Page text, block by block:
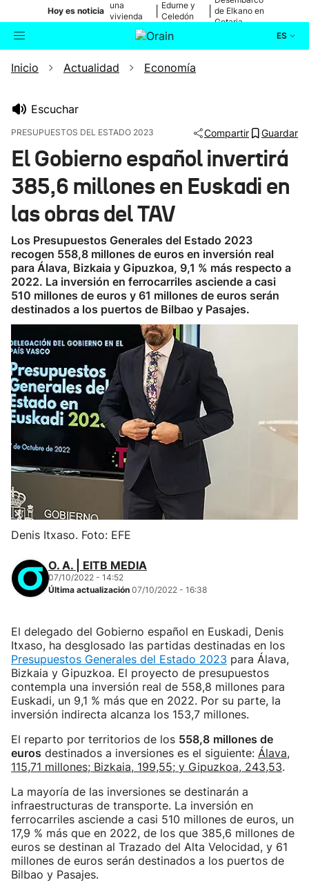
Hoy es noticia
una
vivienda
de Bilbao
Edurne y
Celedón
de Elkano en
Getaria
ES
Buscador Actualidad
Ikusmiran
Eguraldia
Inicio Actualidad Economía
Escuchar
PRESUPUESTOS DEL ESTADO 2023 Compartir Guardar
El Gobierno español invertirá
385,6 millones en Euskadi en
las obras del TAV
Los Presupuestos Generales del Estado 2023
recogen 558,8 millones de euros en inversión real
para Álava, Bizkaia y Gipuzkoa, 9,1 % más respecto a
2022. La inversión en ferrocarriles asciende a casi
510 millones de euros y 61 millones de euros serán
destinados a los puertos de Bilbao y Pasajes.
Denis Itxaso. Foto: EFE
O. A. | EITB MEDIA
07/10/2022 - 14:52
Última actualización 07/10/2022 - 16:38
El delegado del Gobierno español en Euskadi, Denis
Itxaso, ha desglosado las partidas destinadas en los
Presupuestos Generales del Estado 2023 para Álava,
Bizkaia y Gipuzkoa. El proyecto de presupuestos
contempla una inversión real de 558,8 millones para
Euskadi, un 9,1 % más que en 2022. Por su parte, la
inversión indirecta alcanza los 153,7 millones.
El reparto por territorios de los 558,8 millones de
euros destinados a inversiones es el siguiente: Álava,
115,71 millones; Bizkaia, 199,55; y Gipuzkoa, 243,53.
La mayoría de las inversiones se destinarán a
infraestructuras de transporte. La inversión en
ferrocarriles asciende a casi 510 millones de euros, un
17,9 % más que en 2022, de los que 385,6 millones de
euros se destinan al Trazado del Alta Velocidad, y 61
millones de euros serán destinados a los puertos de
Bilbao y Pasajes.